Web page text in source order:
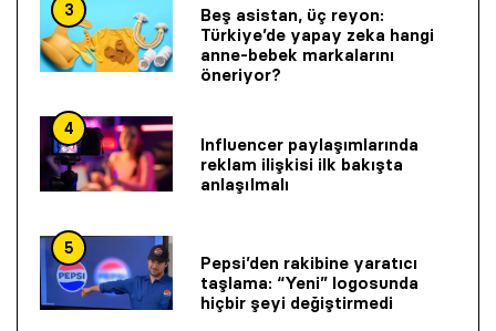
3
Beş asistan, üç reyon:
Türkiye’de yapay zeka hangi
anne-bebek markalarını
öneriyor?
4
Influencer paylaşımlarında
reklam ilişkisi ilk bakışta
anlaşılmalı
5
Pepsi’den rakibine yaratıcı
taşlama: “Yeni” logosunda
hiçbir şeyi değiştirmedi